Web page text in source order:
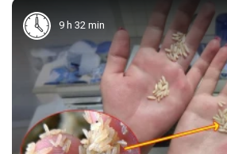
9 h 32 min